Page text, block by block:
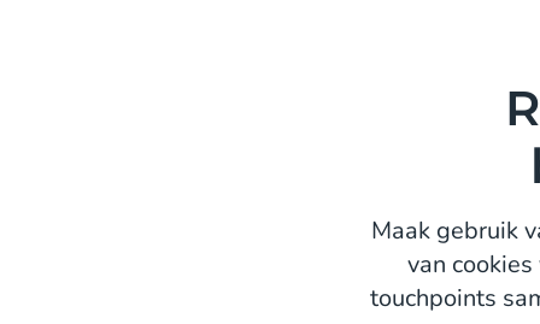
Maak gebruik
van
touchpoints